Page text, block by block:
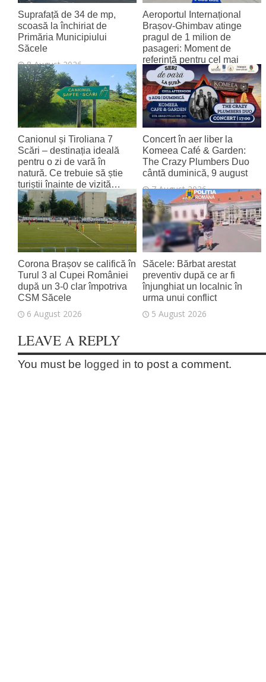
Suprafață de 34 de mp,
scoasă la închiriat de
Primăria Municipiului
Săcele
8 August 2026
Aeroportul Internațional
Brașov‑Ghimbav atinge
pragul de 1 milion de
pasageri: Moment de
referință pentru cel mai
tânăr aeroport al țării
8 August 2026
Canionul și Tiroliana 7
Scări – destinația ideală
pentru o zi de vară în
natură. Ce trebuie să știe
turiștii înainte de vizită…
7 August 2026
Concert în aer liber la
Komeea Café & Garden:
The Crazy Plumbers Duo
cântă duminică, 9 august
7 August 2026
Corona Brașov se califică în
Turul 3 al Cupei României
după un 3-0 clar împotriva
CSM Săcele
6 August 2026
Săcele: Bărbat arestat
preventiv după ce ar fi
înjunghiat un localnic în
urma unui conflict
5 August 2026
LEAVE A REPLY
You must be logged in to post a comment.